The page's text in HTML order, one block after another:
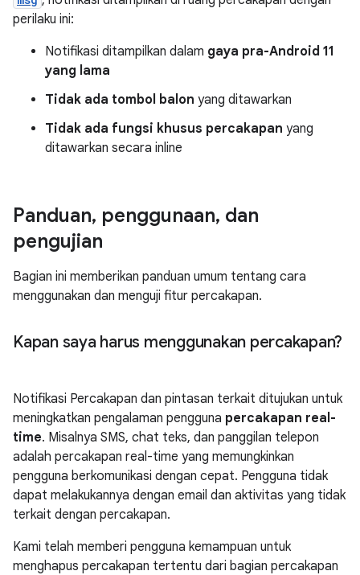
perilaku ini:
Notifikasi ditampilkan dalam gaya pra-Android 11
yang lama
Tidak ada tombol balon yang ditawarkan
Tidak ada fungsi khusus percakapan yang
ditawarkan secara inline
Panduan, penggunaan, dan
pengujian
Bagian ini memberikan panduan umum tentang cara
menggunakan dan menguji fitur percakapan.
Kapan saya harus menggunakan percakapan?
Notifikasi Percakapan dan pintasan terkait ditujukan untuk
meningkatkan pengalaman pengguna percakapan real-
time. Misalnya SMS, chat teks, dan panggilan telepon
adalah percakapan real-time yang memungkinkan
pengguna berkomunikasi dengan cepat. Pengguna tidak
dapat melakukannya dengan email dan aktivitas yang tidak
terkait dengan percakapan.
Kami telah memberi pengguna kemampuan untuk
menghapus percakapan tertentu dari bagian percakapan